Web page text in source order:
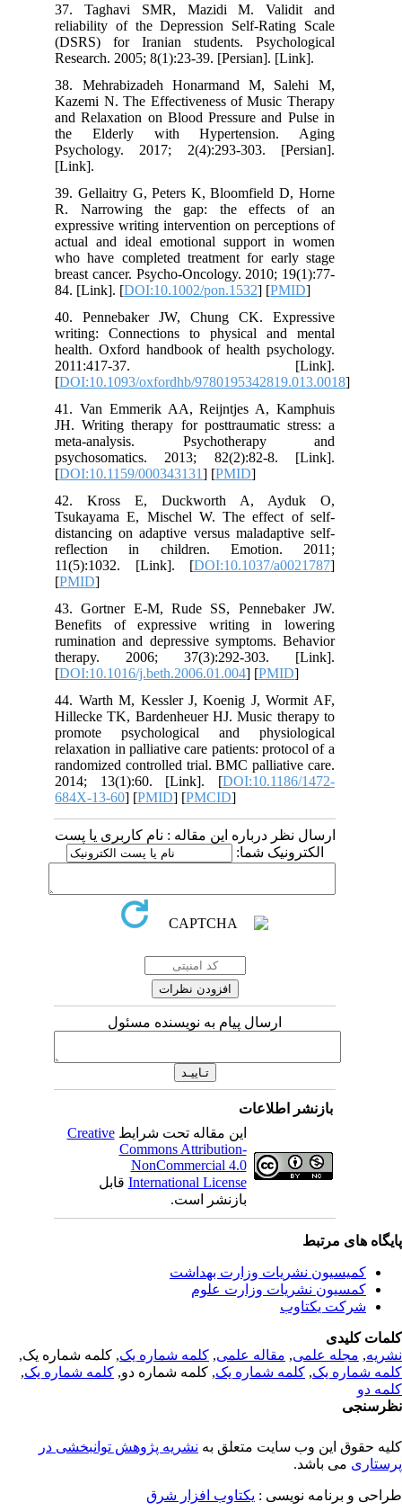
37. Taghavi SMR, Mazidi M. Validit and
reliability of the Depression Self-Rating Scale
(DSRS) for Iranian students. Psychological
Research. 2005; 8(1):23-39. [Persian]. [Link].
38. Mehrabizadeh Honarmand M, Salehi M,
Kazemi N. The Effectiveness of Music Therapy
and Relaxation on Blood Pressure and Pulse in
the Elderly with Hypertension. Aging
Psychology. 2017; 2(4):293-303. [Persian].
[Link].
39. Gellaitry G, Peters K, Bloomfield D, Horne
R. Narrowing the gap: the effects of an
expressive writing intervention on perceptions of
actual and ideal emotional support in women
who have completed treatment for early stage
breast cancer. Psycho‐Oncology. 2010; 19(1):77-
84. [Link]. [DOI:10.1002/pon.1532] [PMID
40. Pennebaker JW, Chung CK. Expressive
writing: Connections to physical and mental
health. Oxford handbook of health psychology.
2011:417-37. [Link].
[DOI:10.1093/oxfordhb/9780195342819.013.0018
41. Van Emmerik AA, Reijntjes A, Kamphuis
JH. Writing therapy for posttraumatic stress: a
meta-analysis. Psychotherapy and
psychosomatics. 2013; 82(2):82-8. [Link].
[DOI:10.1159/000343131] [PMID
42. Kross E, Duckworth A, Ayduk O,
Tsukayama E, Mischel W. The effect of self-
distancing on adaptive versus maladaptive self-
reflection in children. Emotion. 2011;
11(5):1032. [Link]. [DOI:10.1037/a0021787
[PMID
43. Gortner E-M, Rude SS, Pennebaker JW.
Benefits of expressive writing in lowering
rumination and depressive symptoms. Behavior
therapy. 2006; 37(3):292-303. [Link].
[DOI:10.1016/j.beth.2006.01.004] [PMID
44. Warth M, Kessler J, Koenig J, Wormit AF,
Hillecke TK, Bardenheuer HJ. Music therapy to
promote psychological and physiological
relaxation in palliative care patients: protocol of a
randomized controlled trial. BMC palliative care.
2014; 13(1):60. [Link]. [DOI:10.1186/1472-
684X-13-60] [PMID] [PMCID
ارسال نظر درباره این مقاله : نام کاربری یا پست
الکترونیک شما:
ارسال پیام به نویسنده مسئول
بازنشر اطلاعات
این مقاله تحت شرایطCreative
Commons Attribution-
NonCommercial 4.0
International Licenseقابل
بازنشر است.
های مرتبط
کمیسیون نشریات وزارت بهداشت
کمسیون نشریات وزارت علوم
شرکت یکتاوب
کلیدی
,مجله علمی, مقاله علمی, کلمه شماره یک, کلمه شماره یک,
شماره یک,کلمه شماره یک, کلمه شماره دو,کلمه شماره یک,
دو
حقوق این وب سایت متعلق بهنشریه پژوهش توانبخشی در
می باشد.
و برنامه نویسی : یکتاوب افزار شرق